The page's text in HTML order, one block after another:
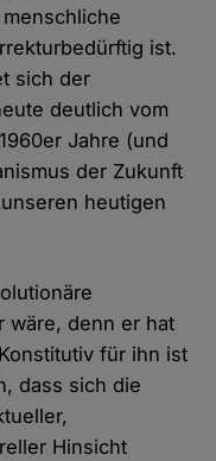
ist.
sich der
deutlich vom
Jahre (und
der Zukunft
heutigen
wäre, denn er hat
für ihn ist
dass sich die
Hinsicht